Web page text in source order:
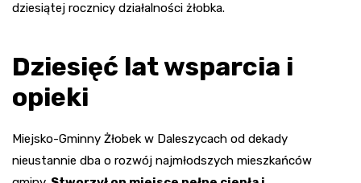
dziesiątej rocznicy działalności żłobka.
Dziesięć lat wsparcia i
opieki
Miejsko-Gminny Żłobek w Daleszycach od dekady
nieustannie dba o rozwój najmłodszych mieszkańców